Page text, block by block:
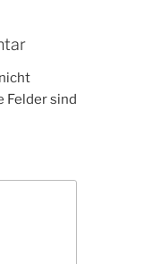
Felder sind